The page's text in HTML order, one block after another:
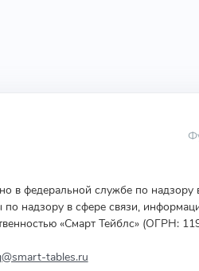
в федеральной службе по
надзору в сфере связи,
«Смарт Тейблс» (ОГРН:
tables.ru